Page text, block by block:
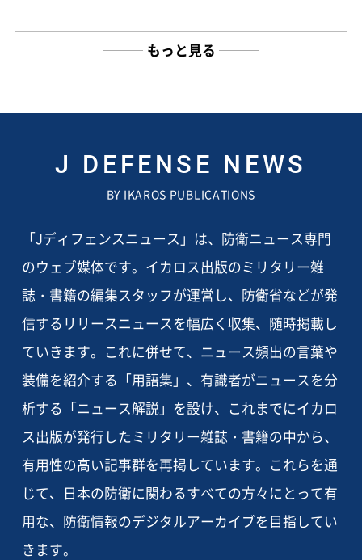
もっと見る
J DEFENSE NEWS
BY IKAROS PUBLICATIONS
「Jディフェンスニュース」は、防衛ニュース専門
のウェブ媒体です。イカロス出版のミリタリー雑
誌・書籍の編集スタッフが運営し、防衛省などが発
信するリリースニュースを幅広く収集、随時掲載し
ていきます。これに併せて、ニュース頻出の言葉や
装備を紹介する「用語集」、有識者がニュースを分
析する「ニュース解説」を設け、これまでにイカロ
ス出版が発行したミリタリー雑誌・書籍の中から、
有用性の高い記事群を再掲しています。これらを通
じて、日本の防衛に関わるすべての方々にとって有
用な、防衛情報のデジタルアーカイブを目指してい
きます。